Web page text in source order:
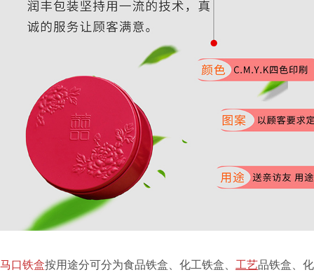
马口铁盒按用途分可分为食品铁盒、化工铁盒、 工艺品铁盒、化